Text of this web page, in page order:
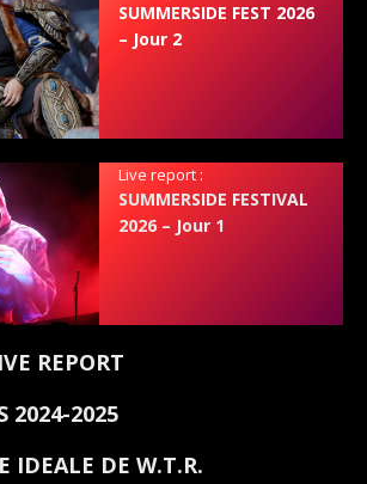
SUMMERSIDE FEST 2026
– Jour 2
Live report :
SUMMERSIDE FESTIVAL
2026 – Jour 1
REPORT
2024-2025
IDEALE DE W.T.R.